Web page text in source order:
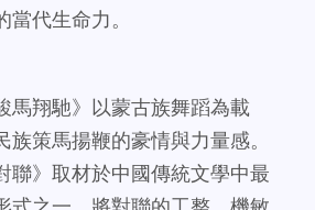
代生命力。
馬翔馳》以蒙古族舞蹈為載
策馬揚鞭的豪情與力量感。
聯》取材於中國傳統文學中最